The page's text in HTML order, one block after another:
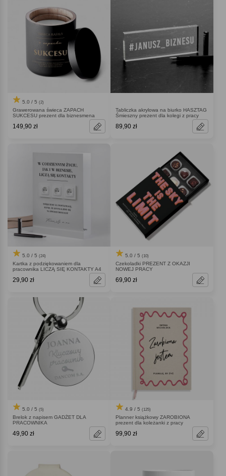
5.0 / 5 (2)
Grawerowana świeca ZAPACH
SUKCESU prezent dla biznesmena
149,90 zł
Tabliczka akrylowa na biurko HASZTAG
Śmieszny prezent dla kolegi z pracy
89,90 zł
5.0 / 5 (24)
Kartka z podziękowaniem dla
pracownika LICZĄ SIĘ KONTAKTY A4
29,90 zł
5.0 / 5 (10)
Czekoladki PREZENT Z OKAZJI
NOWEJ PRACY
69,90 zł
5.0 / 5 (5)
Brelok z napisem GADŻET DLA
PRACOWNIKA
49,90 zł
4.9 / 5 (125)
Planner książkowy ZAROBIONA
prezent dla koleżanki z pracy
99,90 zł